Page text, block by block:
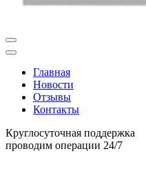
Главная
Новости
Отзывы
Контакты
Круглосуточная поддержка
проводим операции 24/7